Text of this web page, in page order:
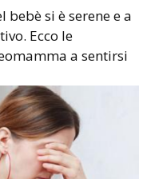
si è serene e a
Ecco le
a sentirsi